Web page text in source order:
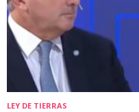
LEY DE TIERRAS